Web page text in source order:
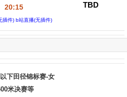
20:15
插件) b站直播(无插件)
TBD
下田径锦标赛-女
米决赛等